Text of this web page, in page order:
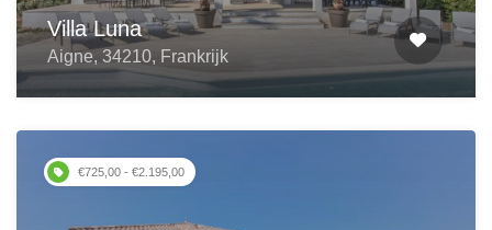
Villa Luna
Aigne, 34210, Frankrijk
€725,00 - €2.195,00